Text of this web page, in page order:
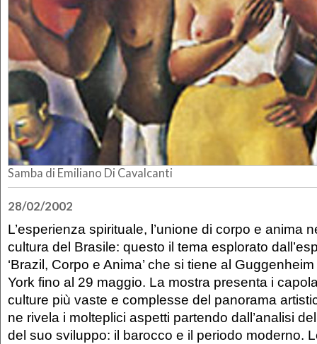
Samba di Emiliano Di Cavalcanti
28/02/2002
L’esperienza spirituale, l’unione di corpo e anima
cultura del Brasile: questo il tema esplorato
‘Brazil, Corpo e Anima’ che si tiene al
York fino al 29 maggio. La mostra presenta i
culture più vaste e complesse del panorama
ne rivela i molteplici aspetti partendo dall’analisi
del suo sviluppo: il barocco e il periodo moderno.